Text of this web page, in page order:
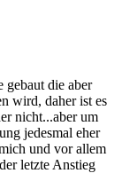
gebaut die aber
wird, daher ist es
nicht...aber um
jedesmal eher
und vor allem
letzte Anstieg